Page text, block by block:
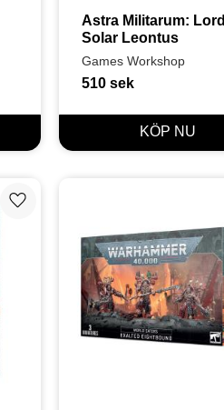
Astra Militarum: Lord
Solar Leontus
Games Workshop
510sek
Lägg till i favoriter